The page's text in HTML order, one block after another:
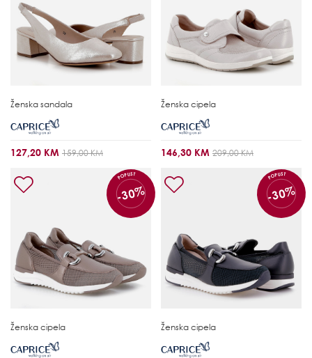
Ženska sandala
127,20 KM 159,00 KM
Ženska cipela
146,30 KM 209,00 KM
POPUST
-30%
Ženska cipela
POPUST
-30%
Ženska cipela